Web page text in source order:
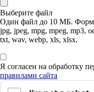
Выберите файл
Один файл до 10 МБ.
jpg, jpeg, mpg, mpeg, mp3,
txt, wav, webp, xls, xlsx.
Я согласен на обработку
правилами сайта